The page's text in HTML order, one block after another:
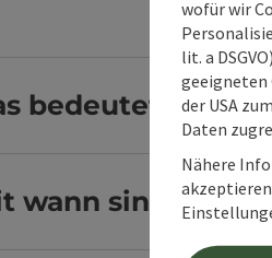
bedeutet
wann sind die
wofür wir
lit. a
geeigneten
der USA
Daten
Nähere
akzeptieren